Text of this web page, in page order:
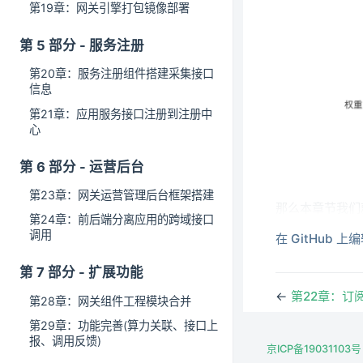
第19章：网关引擎打包镜像部署
第 5 部分 - 服务注册
第20章：服务注册组件搭建采集接口
信息
第21章：应用服务接口注册到注册中
心
第 6 部分 - 运营后台
第23章：网关运营管理后台框架搭建
第24章：前后端分离应用的跨域接口
调用
第 7 部分 - 扩展功能
第28章：网关组件工程模块合并
第29章：功能完善(算力关联、接口上
报、调用反馈)
果。所以我们
在 GitHub 上编
← 第22章：订
京ICP备19031103号